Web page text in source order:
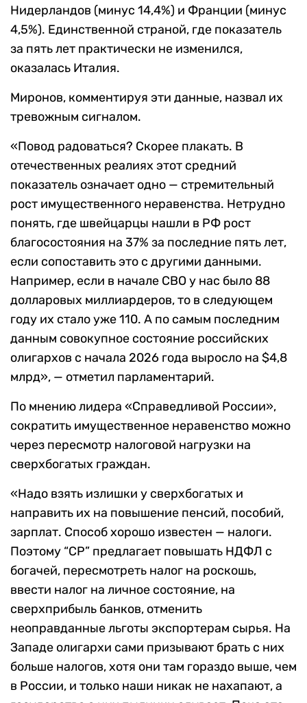
Нидерландов (минус 14,4%) и Франции (минус
4,5%). Единственной страной, где показатель
за пять лет практически не изменился,
оказалась Италия.
Миронов, комментируя эти данные, назвал их
тревожным сигналом.
«Повод радоваться? Скорее плакать. В
отечественных реалиях этот средний
показатель означает одно — стремительный
рост имущественного неравенства. Нетрудно
понять, где швейцарцы нашли в РФ рост
благосостояния на 37% за последние пять лет,
если сопоставить это с другими данными.
Например, если в начале СВО у нас было 88
долларовых миллиардеров, то в следующем
году их стало уже 110. А по самым последним
данным совокупное состояние российских
олигархов с начала 2026 года выросло на $4,8
млрд», — отметил парламентарий.
По мнению лидера «Справедливой России»,
сократить имущественное неравенство можно
через пересмотр налоговой нагрузки на
сверхбогатых граждан.
«Надо взять излишки у сверхбогатых и
направить их на повышение пенсий, пособий,
зарплат. Способ хорошо известен — налоги.
Поэтому “СР” предлагает повышать НДФЛ с
богачей, пересмотреть налог на роскошь,
ввести налог на личное состояние, на
сверхприбыль банков, отменить
неоправданные льготы экспортерам сырья. На
Западе олигархи сами призывают брать с них
больше налогов, хотя они там гораздо выше, чем
в России, и только наши никак не нахапают, а